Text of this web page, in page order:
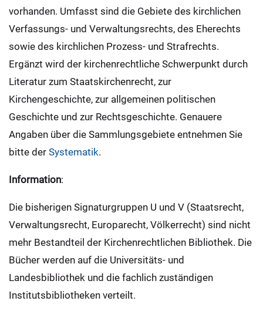
vorhanden. Umfasst sind die Gebiete des kirchlichen
Verfassungs- und Verwaltungsrechts, des Eherechts
sowie des kirchlichen Prozess- und Strafrechts.
Ergänzt wird der kirchenrechtliche Schwerpunkt durch
Literatur zum Staatskirchenrecht, zur
Kirchengeschichte, zur allgemeinen politischen
Geschichte und zur Rechtsgeschichte. Genauere
Angaben über die Sammlungsgebiete entnehmen Sie
bitte der Systematik.
Information:
Die bisherigen Signaturgruppen U und V (Staatsrecht,
Verwaltungsrecht, Europarecht, Völkerrecht) sind nicht
mehr Bestandteil der Kirchenrechtlichen Bibliothek. Die
Bücher werden auf die Universitäts- und
Landesbibliothek und die fachlich zuständigen
Institutsbibliotheken verteilt.